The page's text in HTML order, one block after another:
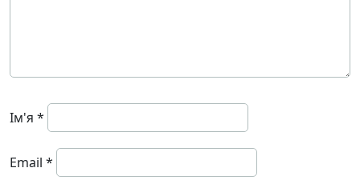
Ім'я *
Email *